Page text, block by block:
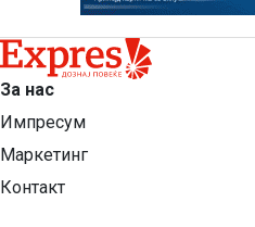
За нас
Импресум
Маркетинг
Контакт